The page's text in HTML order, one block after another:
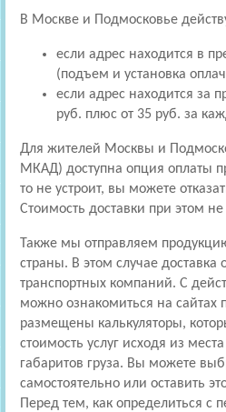
В Москве и Подмосковье
если адрес находится в
(подъем и установка
если адрес находится
руб. плюс от 35 руб. за
Для жителей Москвы и
МКАД) доступна опция оплаты
то не устроит, вы можете
Стоимость доставки при этом
Также мы отправляем
страны. В этом случае доставка
транспортных компаний. С
можно ознакомиться на сайтах
размещены калькуляторы,
стоимость услуг исходя из
габаритов груза. Вы можете
самостоятельно или оставить
Перед тем, как определиться с